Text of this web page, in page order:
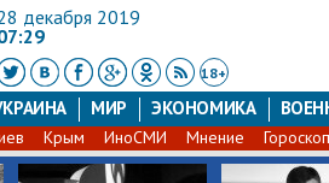
декабря 2019
18+
МИР ЭКОНОМИКА
Крым ИноСМИ Мнение